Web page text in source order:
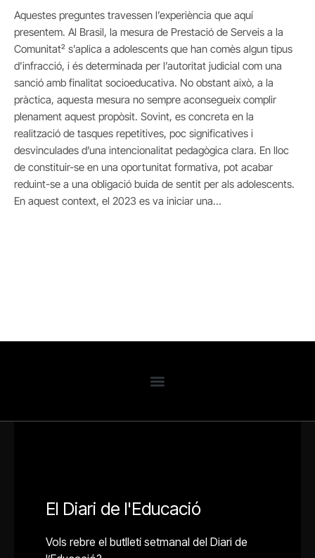
Aquestes preguntes travessen l’experiència que aquí
presentem. Al Brasil, la mesura de Prestació de Serveis a la
Comunitat² s’aplica a adolescents que han comès algun tipus
d’infracció, i és determinada per l’autoritat judicial com una
sanció amb finalitat socioeducativa. No obstant això, a la
pràctica, aquesta mesura no sempre aconsegueix complir
plenament aquest propòsit. Sovint, es concreta en la
realització de tasques repetitives, poc significatives i
desvinculades d’una intencionalitat pedagògica clara. En lloc
de constituir-se en una oportunitat formativa, pot acabar
reduint-se a una obligació buida de sentit per als adolescents.
En aquest context, el 2023 es va iniciar una…